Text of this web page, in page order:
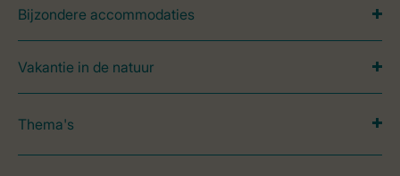
Bijzondere accommodaties
Vakantie in de natuur
Thema's